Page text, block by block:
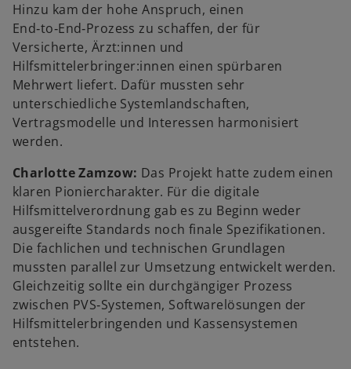
Hinzu kam der hohe Anspruch, einen
End‑to‑End‑Prozess zu schaffen, der für
Versicherte, Ärzt:innen und
Hilfsmittelerbringer:innen einen spürbaren
Mehrwert liefert. Dafür mussten sehr
unterschiedliche Systemlandschaften,
Vertragsmodelle und Interessen harmonisiert
werden.
Charlotte Zamzow: Das Projekt hatte zudem einen
klaren Pioniercharakter. Für die digitale
Hilfsmittelverordnung gab es zu Beginn weder
ausgereifte Standards noch finale Spezifikationen.
Die fachlichen und technischen Grundlagen
mussten parallel zur Umsetzung entwickelt werden.
Gleichzeitig sollte ein durchgängiger Prozess
zwischen PVS‑Systemen, Softwarelösungen der
Hilfsmittelerbringenden und Kassensystemen
entstehen.